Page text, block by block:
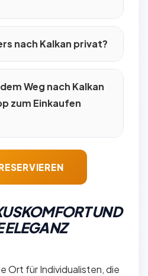
nach Kalkan privat?
Weg nach Kalkan
zum Einkaufen
UND
ELEGANZ
Ort für Individualisten, die